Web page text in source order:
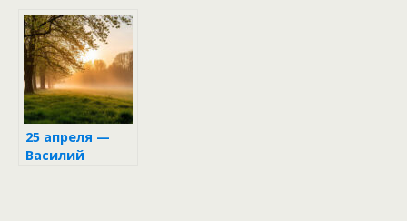
праздник 4
апреля
25 апреля —
Василий